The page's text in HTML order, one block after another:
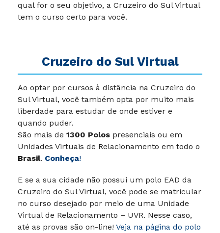
qual for o seu objetivo, a Cruzeiro do Sul Virtual
tem o curso certo para você.
Cruzeiro do Sul Virtual
Ao optar por cursos à distância na Cruzeiro do
Sul Virtual, você também opta por muito mais
liberdade para estudar de onde estiver e
quando puder.
São mais de 1300 Polos presenciais ou em
Unidades Virtuais de Relacionamento em todo o
Brasil. Conheça!
E se a sua cidade não possui um polo EAD da
Cruzeiro do Sul Virtual, você pode se matricular
no curso desejado por meio de uma Unidade
Virtual de Relacionamento – UVR. Nesse caso,
até as provas são on-line! Veja na página do polo